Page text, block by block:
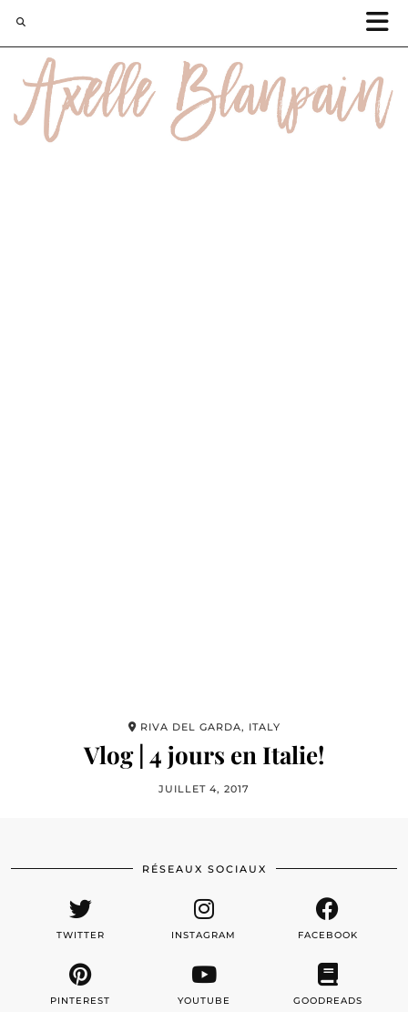
RIVA DEL GARDA, ITALY
Vlog | 4 jours en Italie!
JUILLET 4, 2017
RÉSEAUX SOCIAUX
TWITTER INSTAGRAM FACEBOOK
PINTEREST YOUTUBE GOODREADS